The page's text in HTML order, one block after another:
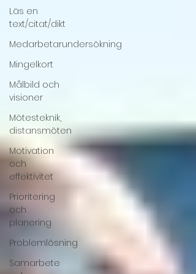
Läs en
text/citat/dikt
Medarbetarundersökning
Mingelkort
Målbild och
visioner
Mötesteknik,
distansmöten
Motivation
och
effektivitet
Prioritering
och
planering
Problemlösning
Samarbete